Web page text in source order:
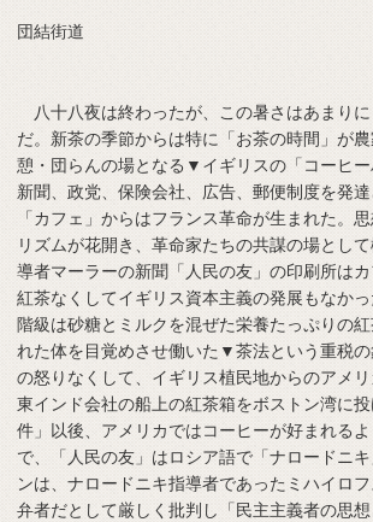
団結街道
八十八夜は終わったが、この暑さはあまり
だ。新茶の季節からは特に「お茶の時間」が
憩・団らんの場となる▼イギリスの「コーヒー
新聞、政党、保険会社、広告、郵便制度を発
「カフェ」からはフランス革命が生まれた。
リズムが花開き、革命家たちの共謀の場とし
導者マーラーの新聞「人民の友」の印刷所は
紅茶なくしてイギリス資本主義の発展もなか
階級は砂糖とミルクを混ぜた栄養たっぷりの
れた体を目覚めさせ働いた▼茶法という重税
の怒りなくして、イギリス植民地からのアメリ
東インド会社の船上の紅茶箱をボストン湾に
件」以後、アメリカではコーヒーが好まれる
で、「人民の友」はロシア語で「ナロードニ
ンは、ナロードニキ指導者であったミハイロ
弁者だとして厳しく批判し「民主主義者の思